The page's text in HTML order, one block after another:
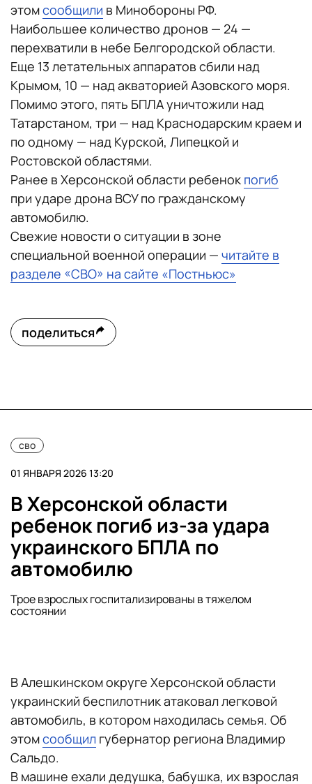
этомсообщили в Минобороны РФ.
Наибольшее количество дронов — 24 —
перехватили в небе Белгородской области.
Еще 13 летательных аппаратов сбили над
Крымом, 10 — над акваторией Азовского моря.
Помимо этого, пять БПЛА уничтожили над
Татарстаном, три — над Краснодарским краем и
по одному — над Курской, Липецкой и
Ростовской областями.
Ранее в Херсонской области ребенок погиб
при ударе дрона ВСУ по гражданскому
автомобилю.
Свежие новости о ситуации в зоне
специальной военной операции — читайте в
разделе «СВО» на сайте «Постньюс»
поделиться
сво
01 ЯНВАРЯ 2026 13:20
В Херсонской области
ребенок погиб из-за удара
украинского БПЛА по
автомобилю
Трое взрослых госпитализированы в тяжелом
состоянии
В Алешкинском округе Херсонской области
украинский беспилотник атаковал легковой
автомобиль, в котором находилась семья. Об
этомсообщил губернатор региона Владимир
Сальдо.
В машине ехали дедушка, бабушка, их взрослая